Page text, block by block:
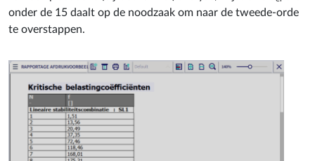
onder de 15 daalt op de noodzaak om naar de tweede-orde
te overstappen.